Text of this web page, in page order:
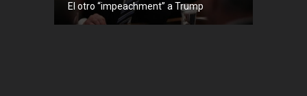
El otro “impeachment” a Trump